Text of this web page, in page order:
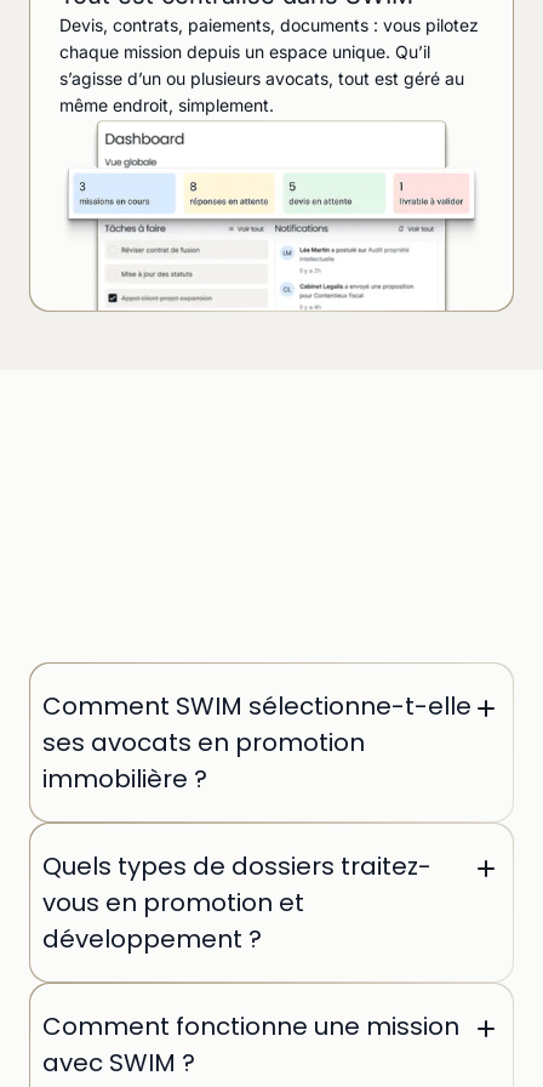
Devis, contrats, paiements, documents : vous pilotez
chaque mission depuis un espace unique. Qu’il
s’agisse d’un ou plusieurs avocats, tout est géré au
même endroit, simplement.
Comment SWIM sélectionne-t-elle
ses avocats en promotion
immobilière ?
par nos équipes. Nous vérifions son parcours en
cabinets de premier plan, son expertise
sectorielle et ses références sur des opérations
comparables aux vôtres.
Quels types de dossiers traitez-
vous en promotion et
développement ?
: acquisitions foncières, montages juridiques,
permis de construire, contrats de construction,
Comment fonctionne une mission
avec SWIM ?